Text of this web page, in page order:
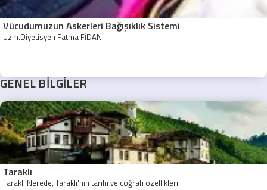
Vücudumuzun Askerleri Bağışıklık Sistemi
Uzm.Diyetisyen Fatma FİDAN
GENEL BİLGİLER
Taraklı
Taraklı Nerede, Taraklı'nın tarihi ve coğrafi özellikleri